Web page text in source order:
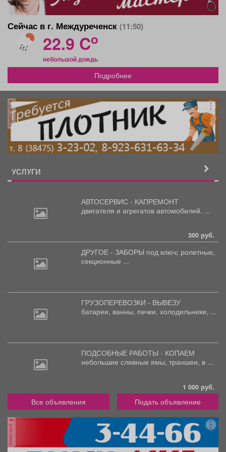
Сейчас в г. Междуреченск (11:50)
22.9 Co
небольшой дождь
Подробнее
реклама
УСЛУГИ
АВТОСЕРВИС - КАПРЕМОНТ
двигателя и агрегатов автомобилей. ...
300 руб.
ДРУГОЕ - ЗАБОРЫ под ключ; ролетные,
секционные ...
ГРУЗОПЕРЕВОЗКИ - ВЫВЕЗУ
батареи, ванны, печки, холодильники, ...
ПОДСОБНЫЕ РАБОТЫ - КОПАЕМ
небольшие сливные ямы, траншеи, в ...
1 000 руб.
Все объявления Подать объявление
реклама